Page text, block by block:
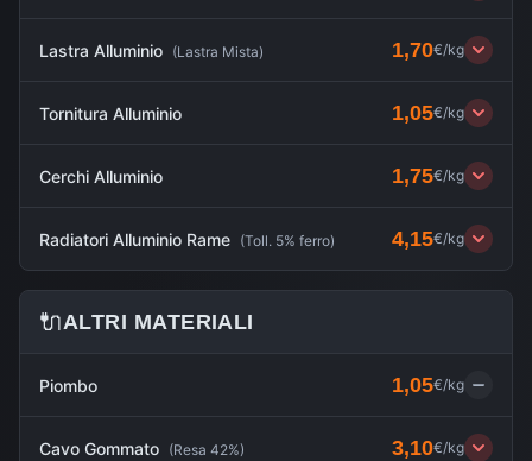
Lastra Alluminio (Lastra Mista) 1,70€/kg
Tornitura Alluminio 1,05€/kg
Cerchi Alluminio 1,75€/kg
Radiatori Alluminio Rame (Toll. 5% ferro) 4,15€/kg
🔌ALTRI MATERIALI
Piombo 1,05€/kg
Cavo Gommato (Resa 42%) 3,10€/kg